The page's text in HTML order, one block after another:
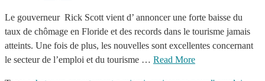
Le gouverneur Rick Scott vient d’ annoncer une forte baisse du
taux de chômage en Floride et des records dans le tourisme jamais
atteints. Une fois de plus, les nouvelles sont excellentes concernant
le secteur de l’emploi et du tourisme … Read More